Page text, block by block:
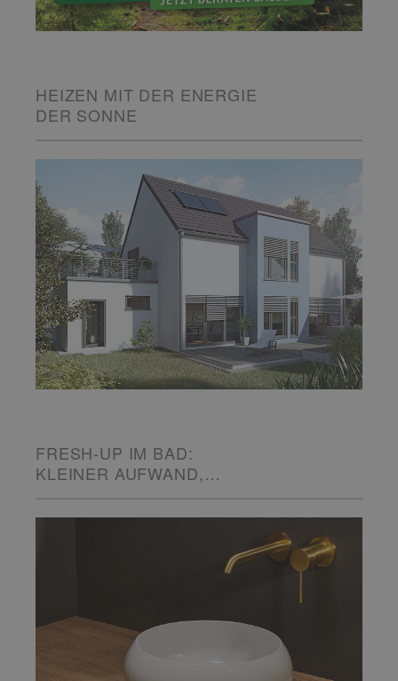
HEIZEN MIT DER ENERGIE
DER SONNE
FRESH-UP IM BAD:
KLEINER AUFWAND,